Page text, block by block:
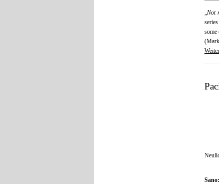
„Not
some
Sano: